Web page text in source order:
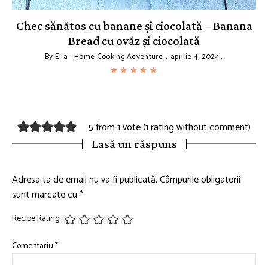
Chec sănătos cu banane și ciocolată – Banana
Bread cu ovăz și ciocolată
ByElla - Home Cooking Adventure aprilie 4, 2024
5 from 1 vote (1 rating without comment)
Lasă un răspuns
Adresa ta de email nu va fi publicată.Câmpurile obligatorii
sunt marcate cu*
Recipe Rating
Comentariu*